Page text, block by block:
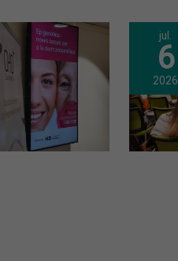
jul.
6
2026